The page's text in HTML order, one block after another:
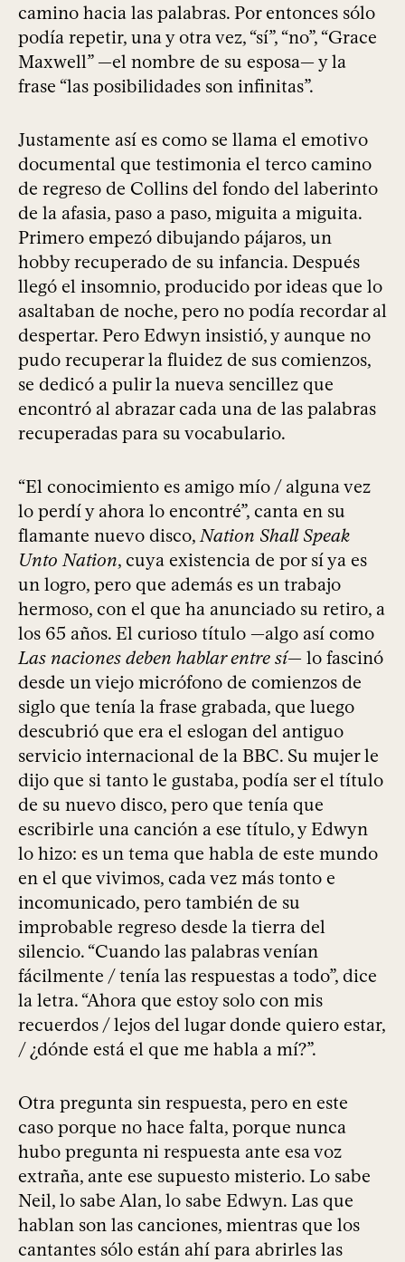
camino hacia las palabras. Por entonces sólo
podía repetir, una y otra vez, “sí”, “no”, “Grace
Maxwell” —el nombre de su esposa— y la
frase “las posibilidades son infinitas”.
Justamente así es como se llama el emotivo
documental que testimonia el terco camino
de regreso de Collins del fondo del laberinto
de la afasia, paso a paso, miguita a miguita.
Primero empezó dibujando pájaros, un
hobby recuperado de su infancia. Después
llegó el insomnio, producido por ideas que lo
asaltaban de noche, pero no podía recordar al
despertar. Pero Edwyn insistió, y aunque no
pudo recuperar la fluidez de sus comienzos,
se dedicó a pulir la nueva sencillez que
encontró al abrazar cada una de las palabras
recuperadas para su vocabulario.
“El conocimiento es amigo mío / alguna vez
lo perdí y ahora lo encontré”, canta en su
flamante nuevo disco,Nation Shall Speak
Unto Nation, cuya existencia de por sí ya es
un logro, pero que además es un trabajo
hermoso, con el que ha anunciado su retiro, a
los 65 años. El curioso título —algo así como
Las naciones deben hablar entre sí— lo fascinó
desde un viejo micrófono de comienzos de
siglo que tenía la frase grabada, que luego
descubrió que era el eslogan del antiguo
servicio internacional de la BBC. Su mujer le
dijo que si tanto le gustaba, podía ser el título
de su nuevo disco, pero que tenía que
escribirle una canción a ese título, y Edwyn
lo hizo: es un tema que habla de este mundo
en el que vivimos, cada vez más tonto e
incomunicado, pero también de su
improbable regreso desde la tierra del
silencio. “Cuando las palabras venían
fácilmente / tenía las respuestas a todo”, dice
la letra. “Ahora que estoy solo con mis
recuerdos / lejos del lugar donde quiero estar,
/ ¿dónde está el que me habla a mí?”.
Otra pregunta sin respuesta, pero en este
caso porque no hace falta, porque nunca
hubo pregunta ni respuesta ante esa voz
extraña, ante ese supuesto misterio. Lo sabe
Neil, lo sabe Alan, lo sabe Edwyn. Las que
hablan son las canciones, mientras que los
cantantes sólo están ahí para abrirles las